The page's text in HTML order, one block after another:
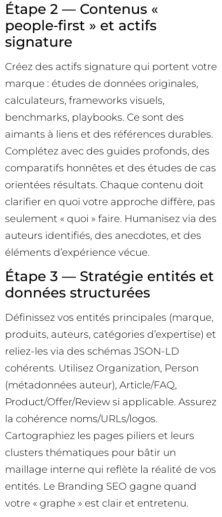
Étape 2 — Contenus «
people‑first » et actifs
signature
Créez des actifs signature qui portent votre
marque : études de données originales,
calculateurs, frameworks visuels,
benchmarks, playbooks. Ce sont des
aimants à liens et des références durables.
Complétez avec des guides profonds, des
comparatifs honnêtes et des études de cas
orientées résultats. Chaque contenu doit
clarifier en quoi votre approche diffère, pas
seulement « quoi » faire. Humanisez via des
auteurs identifiés, des anecdotes, et des
éléments d’expérience vécue.
Étape 3 — Stratégie entités et
données structurées
Définissez vos entités principales (marque,
produits, auteurs, catégories d’expertise) et
reliez-les via des schémas JSON-LD
cohérents. Utilisez Organization, Person
(métadonnées auteur), Article/FAQ,
Product/Offer/Review si applicable. Assurez
la cohérence noms/URLs/logos.
Cartographiez les pages piliers et leurs
clusters thématiques pour bâtir un
maillage interne qui reflète la réalité de vos
entités. Le Branding SEO gagne quand
votre « graphe » est clair et entretenu.